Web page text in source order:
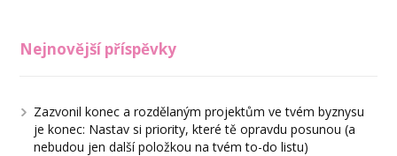
Nejnovější příspěvky
Zazvonil konec a rozdělaným projektům ve tvém byznysu
je konec: Nastav si priority, které tě opravdu posunou (a
nebudou jen další položkou na tvém to-do listu)